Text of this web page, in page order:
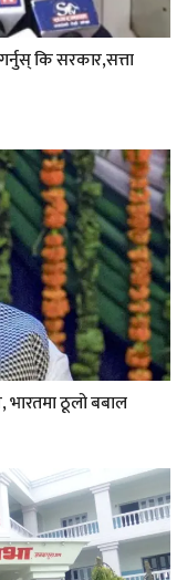
कि सरकार,सत्ता
भारतमा ठूलो बबाल